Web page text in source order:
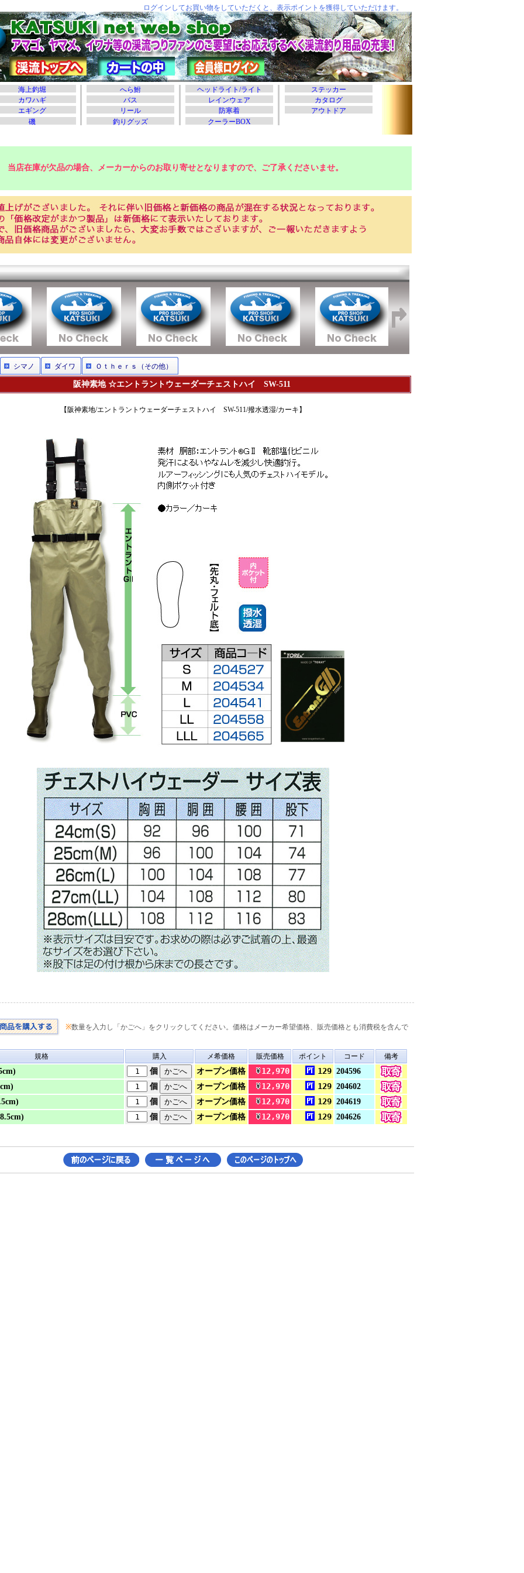
当店在庫が欠品の場合、メーカーからのお取り寄せとなりますので、ご了承くださいませ。
シマノ ダイワ Ｏｔｈｅｒｓ（その他）
阪神素地 ☆エントラントウェーダーチェストハイ SW-511
【阪神素地/エントラントウェーダーチェストハイ SW-511/撥水透湿/カーキ】
※数量を入力し「かごへ」をクリックしてください。価格はメーカー希望価格、販売価格とも消費税を含んで
規格 購入 メ希価格 販売価格 ポイント コード 備考
個 オープン価格 12,970 129 204596
個 オープン価格 12,970 129 204602
個 オープン価格 12,970 129 204619
個 オープン価格 12,970 129 204626